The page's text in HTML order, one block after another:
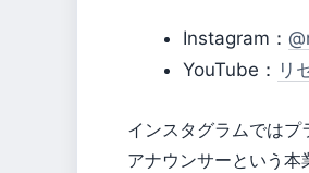
Instagram：
YouTube： リ
インスタグラムではプ
アナウンサーという本